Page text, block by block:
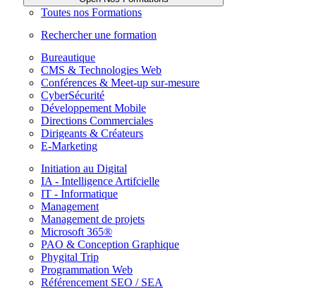
Toutes nos Formations
Rechercher une formation
Bureautique
CMS & Technologies Web
Conférences & Meet-up sur-mesure
CyberSécurité
Développement Mobile
Directions Commerciales
Dirigeants & Créateurs
E-Marketing
Initiation au Digital
IA - Intelligence Artifcielle
IT - Informatique
Management
Management de projets
Microsoft 365®
PAO & Conception Graphique
Phygital Trip
Programmation Web
Référencement SEO / SEA